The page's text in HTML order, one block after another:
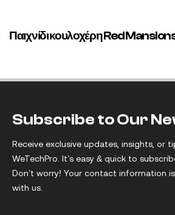
Παιχνίδι κουλοχέρη Red
Subscribe to Our
Receive exclusive updates, insights, or
WeTechPro. It’s easy & quick to
Don’t worry! Your contact information
with us.